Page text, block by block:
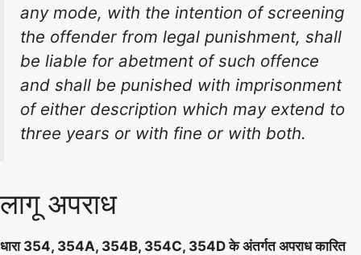
any mode, with the intention of screening
the offender from legal punishment, shall
be liable for abetment of such offence
and shall be punished with imprisonment
of either description which may extend to
three years or with fine or with both.
लागू अपराध
धारा 354, 354A, 354B, 354C, 354D के अंतर्गत अपराध कारित